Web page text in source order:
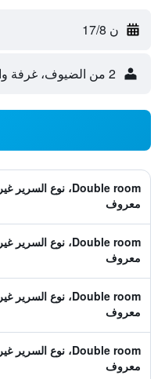
ن 17/8
2 من الضيوف، غرفة واحدة
Double room، نوع السرير غير
معروف
Double room، نوع السرير غير
معروف
Double room، نوع السرير غير
معروف
Double room، نوع السرير غير
معروف